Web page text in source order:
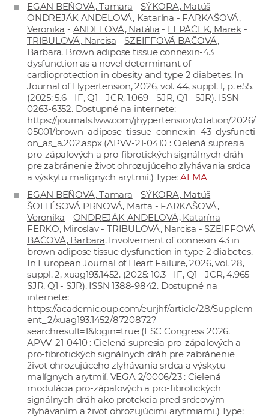
EGAN BEŇOVÁ, Tamara - SÝKORA, Matúš -
ONDREJÁK ANDELOVÁ, Katarína - FARKAŠOVÁ,
Veronika - ANDELOVÁ, Natália - LEPÁČEK, Marek-
TRIBULOVÁ, Narcisa - SZEIFFOVÁ BAČOVÁ,
Barbara. Brown adipose tissue connexin-43
dysfunction as a novel determinant of
cardioprotection in obesity and type 2 diabetes. In
Journal of Hypertension, 2026, vol. 44, suppl. 1, p. e55.
(2025: 5.6 - IF, Q1 - JCR, 1.069 - SJR, Q1 - SJR). ISSN
0263-6352. Dostupné na internete:
https://journals.lww.com/jhypertension/citation/2026/
05001/brown_adipose_tissue_connexin_43_dysfuncti
on_as_a.202.aspx(APVV-21-0410 : Cielená supresia
pro-zápalových a pro-fibrotických signálnych dráh
pre zabránenie život ohrozujúceho zlyhávania srdca
a výskytu malígnych arytmií.) Type: AEMA
EGAN BEŇOVÁ, Tamara - SÝKORA, Matúš -
ŠOLTÉSOVÁ PRNOVÁ, Marta - FARKAŠOVÁ,
Veronika - ONDREJÁK ANDELOVÁ, Katarína -
FERKO, Miroslav- TRIBULOVÁ, Narcisa - SZEIFFOVÁ
BAČOVÁ, Barbara. Involvement of connexin 43 in
brown adipose tissue dysfunction in type 2 diabetes.
In European Journal of Heart Failure, 2026, vol. 28,
suppl. 2, xuag193.1452. (2025: 10.3 - IF, Q1 - JCR, 4.965 -
SJR, Q1 - SJR). ISSN 1388-9842. Dostupné na
internete:
https://academic.oup.com/eurjhf/article/28/Supplem
ent_2/xuag193.1452/8720872?
searchresult=1&login=true(ESC Congress 2026.
APVV-21-0410 : Cielená supresia pro-zápalových a
pro-fibrotických signálnych dráh pre zabránenie
život ohrozujúceho zlyhávania srdca a výskytu
malígnych arytmií. VEGA 2/0006/23 : Cielená
modulácia pro-zápalových a pro-fibrotických
signálnych dráh ako protekcia pred srdcovým
zlyhávaním a život ohrozujúcimi arytmiami.) Type: